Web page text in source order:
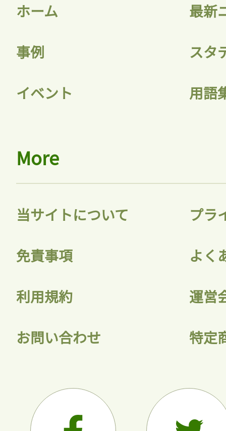
ホーム 最新
事例 スタ
イベント 用語
More
当サイトについて プラ
免責事項 よく
利用規約 運営
お問い合わせ 特定